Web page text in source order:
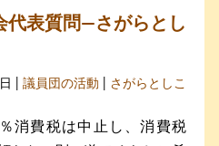
代表質問―さがらとし
| 議員団の活動 さがらとしこ
消費税は中止し、消費税